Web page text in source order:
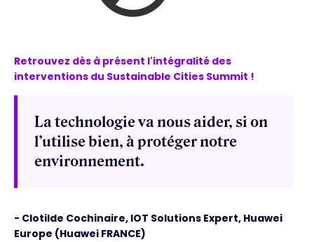
Retrouvez dès à présent l'intégralité des
interventions du Sustainable Cities Summit !
La technologie va nous aider, si on
l’utilise bien, à protéger notre
environnement.
- Clotilde Cochinaire, IOT Solutions Expert, Huawei
Europe (Huawei FRANCE)